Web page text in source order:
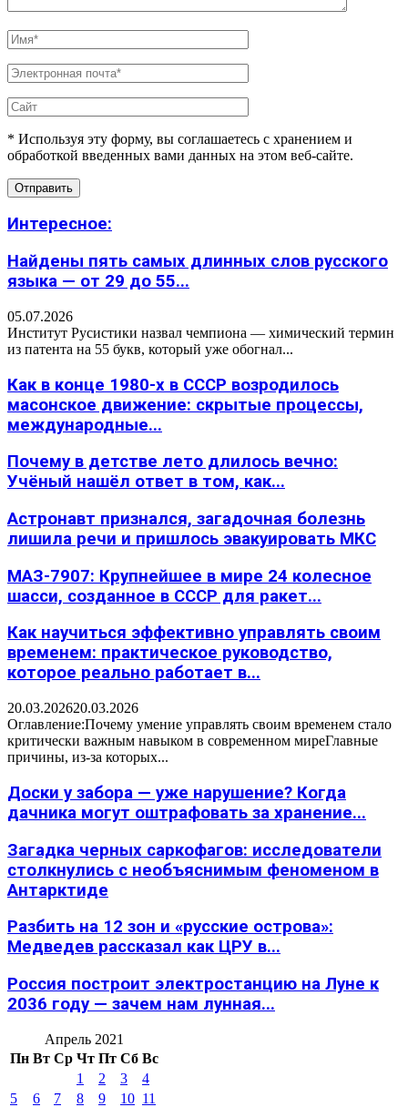
* Используя эту форму, вы соглашаетесь с хранением и
обработкой введенных вами данных на этом веб-сайте.
Интересное:
Найдены пять самых длинных слов русского
языка — от 29 до 55...
05.07.2026
Институт Русистики назвал чемпиона — химический термин
из патента на 55 букв, который уже обогнал...
Как в конце 1980-х в СССР возродилось
масонское движение: скрытые процессы,
международные...
Почему в детстве лето длилось вечно:
Учёный нашёл ответ в том, как...
Астронавт признался, загадочная болезнь
лишила речи и пришлось эвакуировать МКС
МАЗ-7907: Крупнейшее в мире 24 колесное
шасси, созданное в СССР для ракет...
Как научиться эффективно управлять своим
временем: практическое руководство,
которое реально работает в...
20.03.202620.03.2026
Оглавление:Почему умение управлять своим временем стало
критически важным навыком в современном миреГлавные
причины, из-за которых...
Доски у забора — уже нарушение? Когда
дачника могут оштрафовать за хранение...
Загадка черных саркофагов: исследователи
столкнулись с необъяснимым феноменом в
Антарктиде
Разбить на 12 зон и «русские острова»:
Медведев рассказал как ЦРУ в...
Россия построит электростанцию на Луне к
2036 году — зачем нам лунная...
Апрель 2021
Пн Вт Ср Чт Пт Сб Вс
1
2 3
4
5
6 7 8 9 10 11